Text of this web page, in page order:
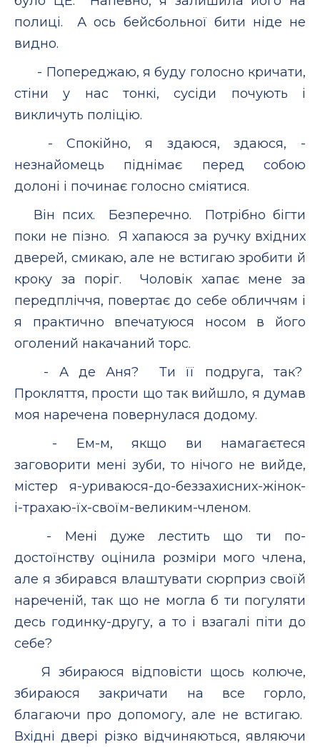
полиці. А ось бейсбольної бити ніде не
видно.
- Попереджаю, я буду голосно кричати,
стіни у нас тонкі, сусіди почують і
викличуть поліцію.
- Спокійно, я здаюся, здаюся, -
незнайомець піднімає перед собою
долоні і починає голосно сміятися.
Він псих. Безперечно. Потрібно бігти
поки не пізно. Я хапаюся за ручку вхідних
дверей, смикаю, але не встигаю зробити й
кроку за поріг. Чоловік хапає мене за
передпліччя, повертає до себе обличчям і
я практично впечатуюся носом в його
оголений накачаний торс.
- А де Аня? Ти її подруга, так?
Прокляття, прости що так вийшло, я думав
моя наречена повернулася додому.
- Ем-м, якщо ви намагаєтеся
заговорити мені зуби, то нічого не вийде,
містер я-уриваюся-до-беззахисних-жінок-
і-трахаю-їх-своїм-великим-членом.
- Мені дуже лестить що ти по-
достоїнству оцінила розміри мого члена,
але я збирався влаштувати сюрприз своїй
нареченій, так що не могла б ти погуляти
десь годинку-другу, а то і взагалі піти до
себе?
Я збираюся відповісти щось колюче,
збираюся закричати на все горло,
благаючи про допомогу, але не встигаю.
Вхідні двері різко відчиняються, являючи